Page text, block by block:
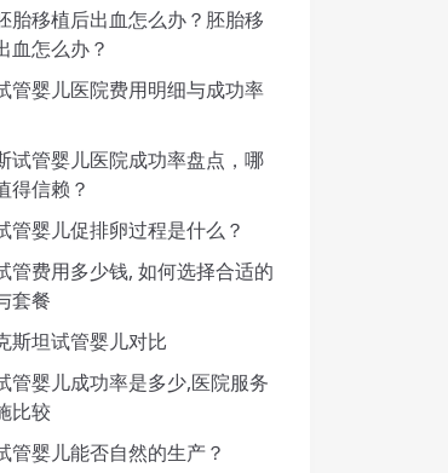
胎移植后出血怎么办？胚胎移
血怎么办？
管婴儿医院费用明细与成功率
试管婴儿医院成功率盘点，哪
得信赖？
管婴儿促排卵过程是什么？
管费用多少钱, 如何选择合适的
套餐
斯坦试管婴儿对比
管婴儿成功率是多少,医院服务
比较
管婴儿能否自然的生产？